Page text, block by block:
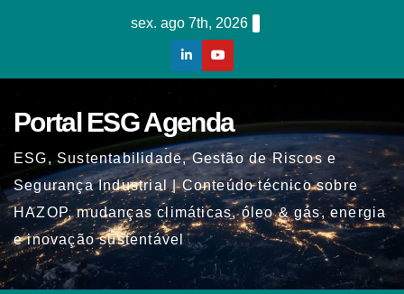
sex. ago 7th, 2026
Portal ESG Agenda
ESG, Sustentabilidade, Gestão de Riscos e
Segurança Industrial | Conteúdo técnico sobre
HAZOP, mudanças climáticas, óleo & gás, energia
e inovação sustentável